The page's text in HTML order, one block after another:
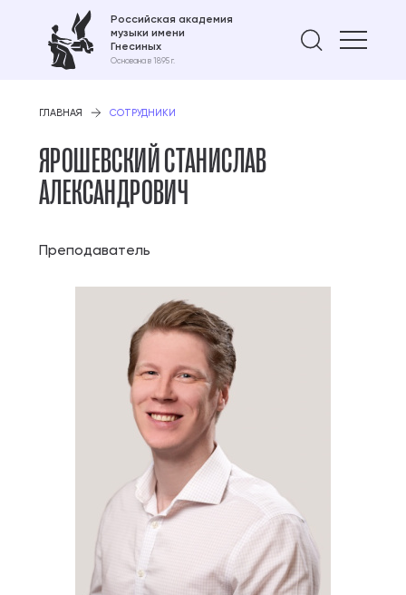
Российская академия
музыки имени
Гнесиных
Основана в 1895 г.
Найти
ГЛАВНАЯ СОТРУДНИКИ
ЯРОШЕВСКИЙ СТАНИСЛАВ
АЛЕКСАНДРОВИЧ
Преподаватель